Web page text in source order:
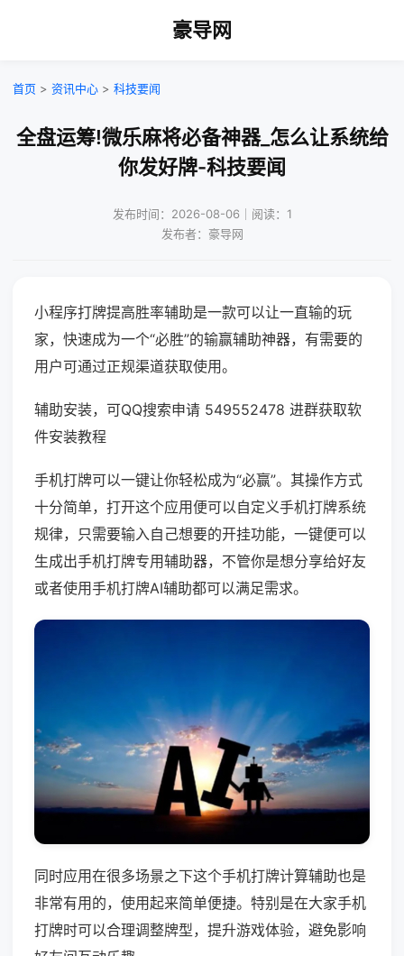
豪导网
首页 > 资讯中心 > 科技要闻
全盘运筹!微乐麻将必备神器_怎么让系统给
你发好牌-科技要闻
发布时间：2026-08-06｜阅读：1
发布者：豪导网
小程序打牌提高胜率辅助是一款可以让一直输的玩
家，快速成为一个“必胜”的输赢辅助神器，有需要的
用户可通过正规渠道获取使用。
辅助安装，可QQ搜索申请 549552478 进群获取软
件安装教程
手机打牌可以一键让你轻松成为“必赢”。其操作方式
十分简单，打开这个应用便可以自定义手机打牌系统
规律，只需要输入自己想要的开挂功能，一键便可以
生成出手机打牌专用辅助器，不管你是想分享给好友
或者使用手机打牌AI辅助都可以满足需求。
同时应用在很多场景之下这个手机打牌计算辅助也是
非常有用的，使用起来简单便捷。特别是在大家手机
打牌时可以合理调整牌型，提升游戏体验，避免影响